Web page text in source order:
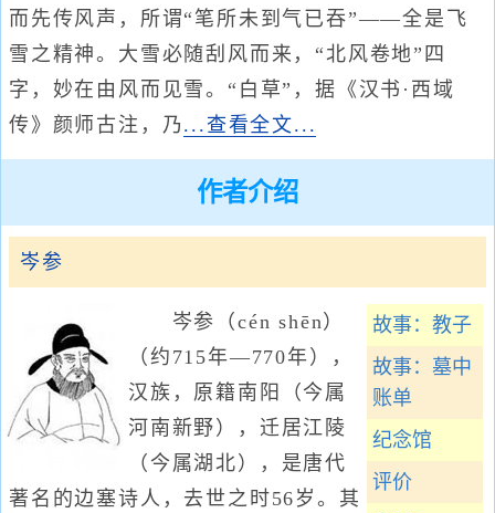
而先传风声，所谓“笔所未到气已吞”——全是飞
雪之精神。大雪必随刮风而来，“北风卷地”四
字，妙在由风而见雪。“白草”，据《汉书·西域
传》颜师古注，乃 ...查看全文...
作者介绍
岑参
故事：教子
故事：墓中
账单
纪念馆
评价
岑参（cén shēn）
（约715年—770年），
汉族，原籍南阳（今属
河南新野），迁居江陵
（今属湖北），是唐代
著名的边塞诗人，去世之时56岁。其